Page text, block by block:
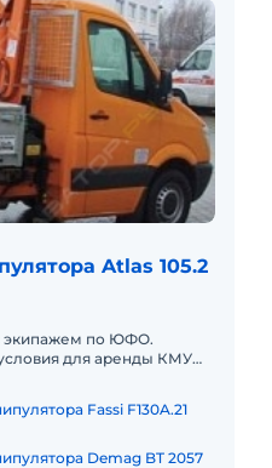
Atlas 105.2
экипажем по ЮФО.
для аренды КМУ
Fassi F130A.21
Demag BT 2057